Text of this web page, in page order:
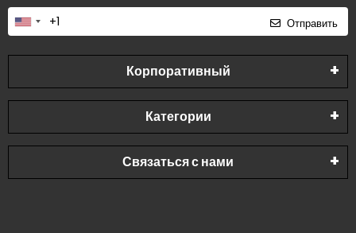
Отправить
Корпоративный
Категории
Связаться с нами